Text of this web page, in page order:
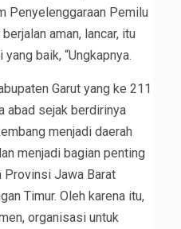
Penyelenggaraan Pemilu
aman, lancar, itu
baik, “Ungkapnya.
Garut yang ke 211
abad sejak berdirinya
menjadi daerah
menjadi bagian penting
Provinsi Jawa Barat
Timur. Oleh karena itu,
organisasi untuk